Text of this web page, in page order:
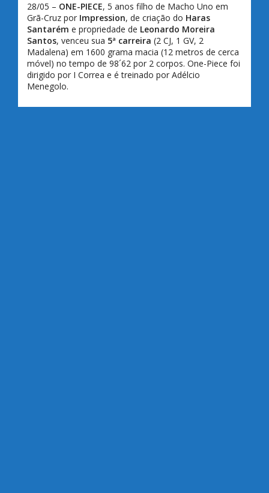
28/05 – ONE-PIECE, 5 anos filho de Macho Uno em
Grã-Cruz por Impression, de criação do Haras
Santarém e propriedade de Leonardo Moreira
Santos, venceu sua 5ª carreira (2 CJ, 1 GV, 2
Madalena) em 1600 grama macia (12 metros de cerca
móvel) no tempo de 98´62 por 2 corpos. One-Piece foi
dirigido por I Correa e é treinado por Adélcio
Menegolo.